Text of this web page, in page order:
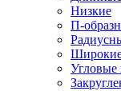
Низкие
П-